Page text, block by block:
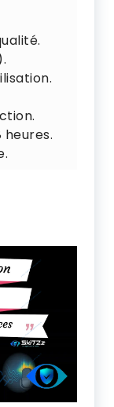
heures.